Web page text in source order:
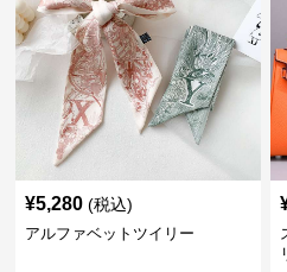
¥5,280 (税込)
アルファベットツイリー